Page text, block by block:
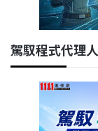
駕馭程式代理人